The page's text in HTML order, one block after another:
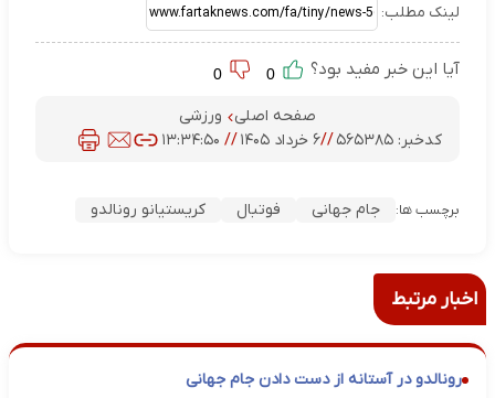
لینک مطلب:
آیا این خبر مفید بود؟
صفحه اصلی
ورزشی
کدخبر:۵۶۵۳۸۵ //۶ خرداد ۱۴۰۵ // ۱۳:۳۴:۵۰
برچسب ها: جام جهانی فوتبال کریستیانو رونالدو
اخبار مرتبط
رونالدو در آستانه از دست دادن جام جهانی